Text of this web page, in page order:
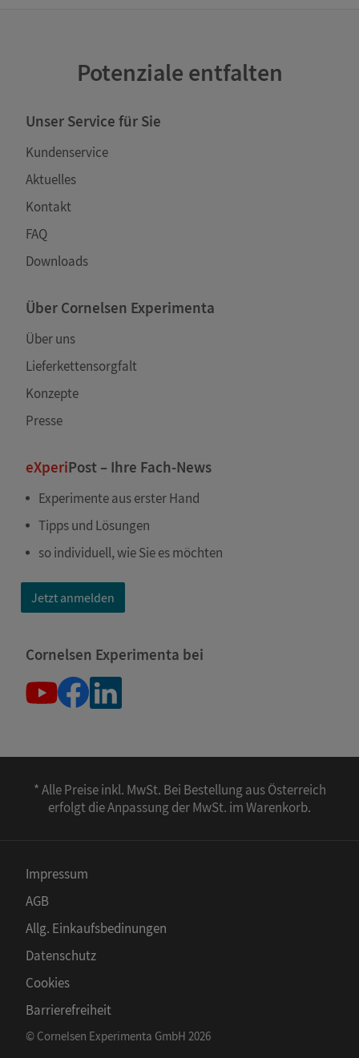
Potenziale entfalten
Unser Service für Sie
Kundenservice
Aktuelles
Kontakt
FAQ
Downloads
Über Cornelsen Experimenta
Über uns
Lieferkettensorgfalt
Konzepte
Presse
eXperiPost – Ihre Fach-News
Experimente aus erster Hand
Tipps und Lösungen
so individuell, wie Sie es möchten
Jetzt anmelden
Cornelsen Experimenta bei
* Alle Preise inkl. MwSt. Bei Bestellung aus Österreich
erfolgt die Anpassung der MwSt. im Warenkorb.
Impressum
AGB
Allg. Einkaufsbedinungen
Datenschutz
Cookies
Barrierefreiheit
© Cornelsen Experimenta GmbH 2026